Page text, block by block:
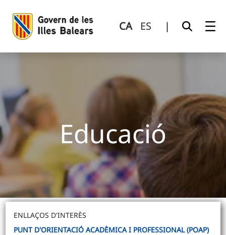
CA ES |
Educació
ENLLAÇOS D'INTERÈS
PUNT D'ORIENTACIÓ ACADÈMICA I PROFESSIONAL (POAP)